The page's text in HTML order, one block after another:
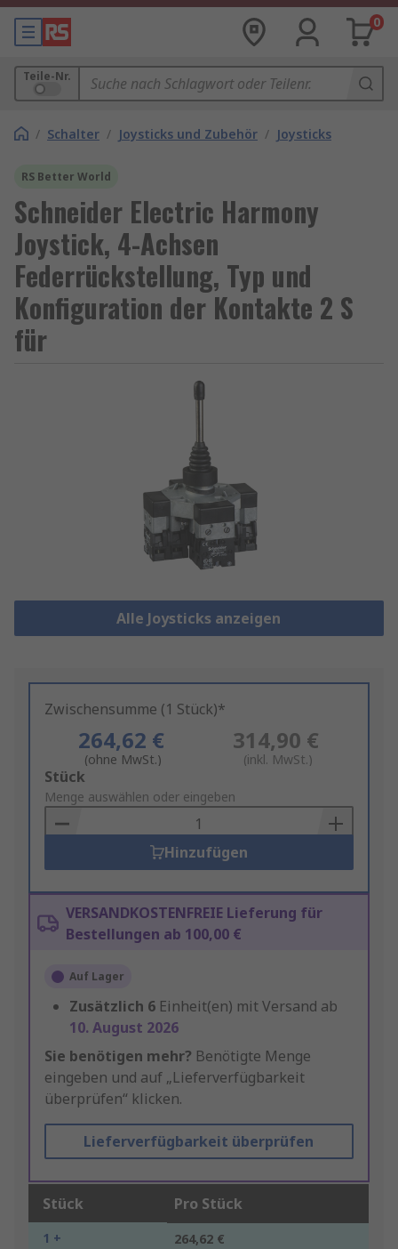
0
Teile-Nr.
/ Schalter / Joysticks und Zubehör / Joysticks
RS Better World
Schneider Electric Harmony
Joystick, 4-Achsen
Federrückstellung, Typ und
Konfiguration der Kontakte 2 S
für
Alle Joysticks anzeigen
Zwischensumme (1 Stück)*
264,62 €
(ohne MwSt.)
314,90 €
(inkl. MwSt.)
Add
to
Basket
Stück
Menge auswählen oder eingeben
Hinzufügen
VERSANDKOSTENFREIE Lieferung für
Bestellungen ab 100,00 €
Auf Lager
Zusätzlich 6 Einheit(en) mit Versand ab
10. August 2026
Sie benötigen mehr? Benötigte Menge
eingeben und auf „Lieferverfügbarkeit
überprüfen“ klicken.
Lieferverfügbarkeit überprüfen
Stück Pro Stück
1 + 264,62 €